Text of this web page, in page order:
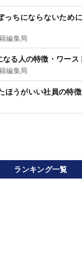
っちにならないため
編集局
なる人の特徴・ワース
編集局
ほうがいい社員の特
ランキング一覧